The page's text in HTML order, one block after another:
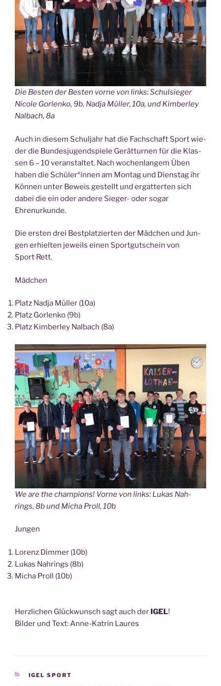
Die Bes­ten der Bes­ten vor­ne von links: Schul­sie­ger
Nico­le Gor­len­ko, 9b, Nad­ja Mül­ler, 10a, und Kim­ber­ley
Nal­bach, 8a
Auch in die­sem Schul­jahr hat die Fach­schaft Sport wie­
der die Bun­des­ju­gend­spie­le Gerät­tur­nen für die Klas­
sen 6 – 10 ver­an­stal­tet. Nach wochen­lan­gem Üben
haben die Schüler*innen am Mon­tag und Diens­tag ihr
Kön­nen unter Beweis gestellt und ergat­ter­ten sich
dabei die ein oder ande­re Sie­ger- oder sogar
Ehrenurkunde.
Die ers­ten drei Best­plat­zier­ten der Mäd­chen und Jun­
gen erhiel­ten jeweils einen Sport­gut­schein von
Sport Rett.
Mäd­chen
Platz Nad­ja Mül­ler (10a)
Platz Gor­len­ko (9b)
Platz Kim­ber­ley Nal­bach (8a)
We are the cham­pi­ons! Vor­ne von links: Lukas Nah­
rings, 8b und Micha Proll, 10b
Jun­gen
Lorenz Dim­mer (10b)
Lukas Nah­rings (8b)
Micha Proll (10b)
Herz­li­chen Glück­wunsch sagt auch der IGEL!
Bil­der und Text: Anne-Kat­rin Laures
KATEGORIEN
IGEL SPORT